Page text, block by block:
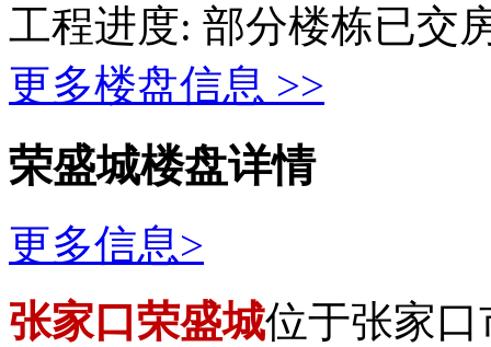
工程进度: 部分楼栋已交
更多楼盘信息 >>
荣盛城楼盘详情
更多信息>
张家口荣盛城位于张家